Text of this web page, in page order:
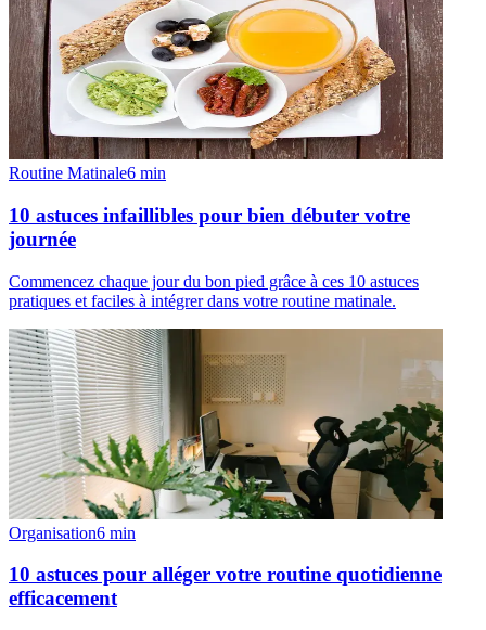
Routine Matinale6 min
10 astuces infaillibles pour bien débuter votre
journée
Commencez chaque jour du bon pied grâce à ces 10 astuces
pratiques et faciles à intégrer dans votre routine matinale.
Organisation6 min
10 astuces pour alléger votre routine quotidienne
efficacement